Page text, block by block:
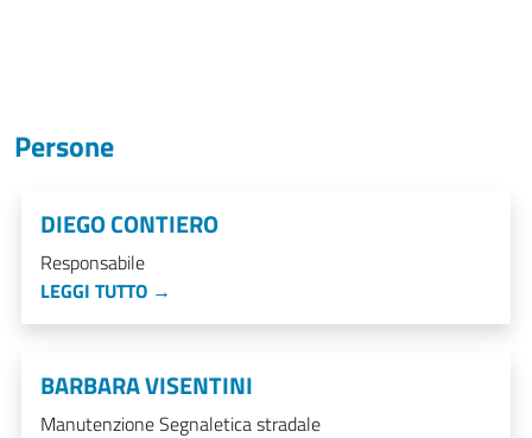
Persone
DIEGO CONTIERO
Responsabile
LEGGI TUTTO →
BARBARA VISENTINI
Manutenzione Segnaletica stradale